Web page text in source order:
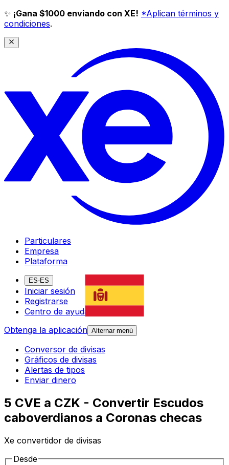
✨ ¡Gana $1000 enviando con XE! *Aplican términos y
condiciones.
Particulares
Empresa
Plataforma
ES-ES
Iniciar sesión
Registrarse
Centro de ayuda
Obtenga la aplicación Alternar menú
Conversor de divisas
Gráficos de divisas
Alertas de tipos
Enviar dinero
5 CVE a CZK - Convertir Escudos
caboverdianos a Coronas checas
Xe convertidor de divisas
Desde